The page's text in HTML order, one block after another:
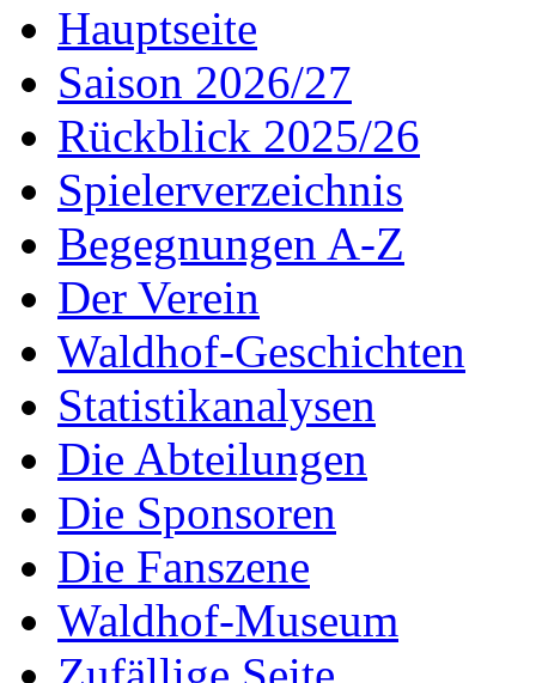
Hauptseite
Saison 2026/27
Rückblick 2025/26
Spielerverzeichnis
Begegnungen A-Z
Der Verein
Waldhof-Geschichten
Statistikanalysen
Die Abteilungen
Die Sponsoren
Die Fanszene
Waldhof-Museum